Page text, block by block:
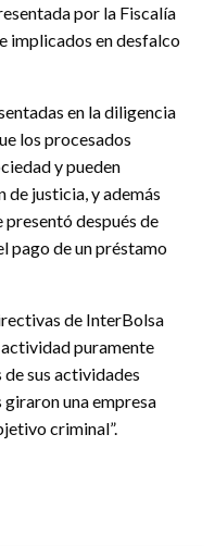
por la Fiscalía
implicados en desfalco
en la diligencia
los procesados
y pueden
justicia, y además
después de
pago de un préstamo
de InterBolsa
puramente
sus actividades
giraron una empresa
criminal”.